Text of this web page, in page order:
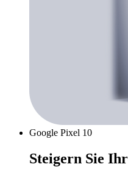
Google Pixel 10
Steigern Sie